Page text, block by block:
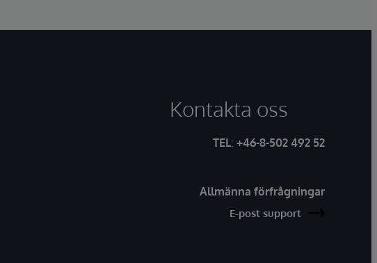
Kontakta oss
TEL: +46-8-502 492 52
Allmänna förfrågningar
E-post support